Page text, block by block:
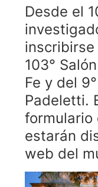
Desde el
103°
Fe y del
Padeletti.
formulario
estarán
web del